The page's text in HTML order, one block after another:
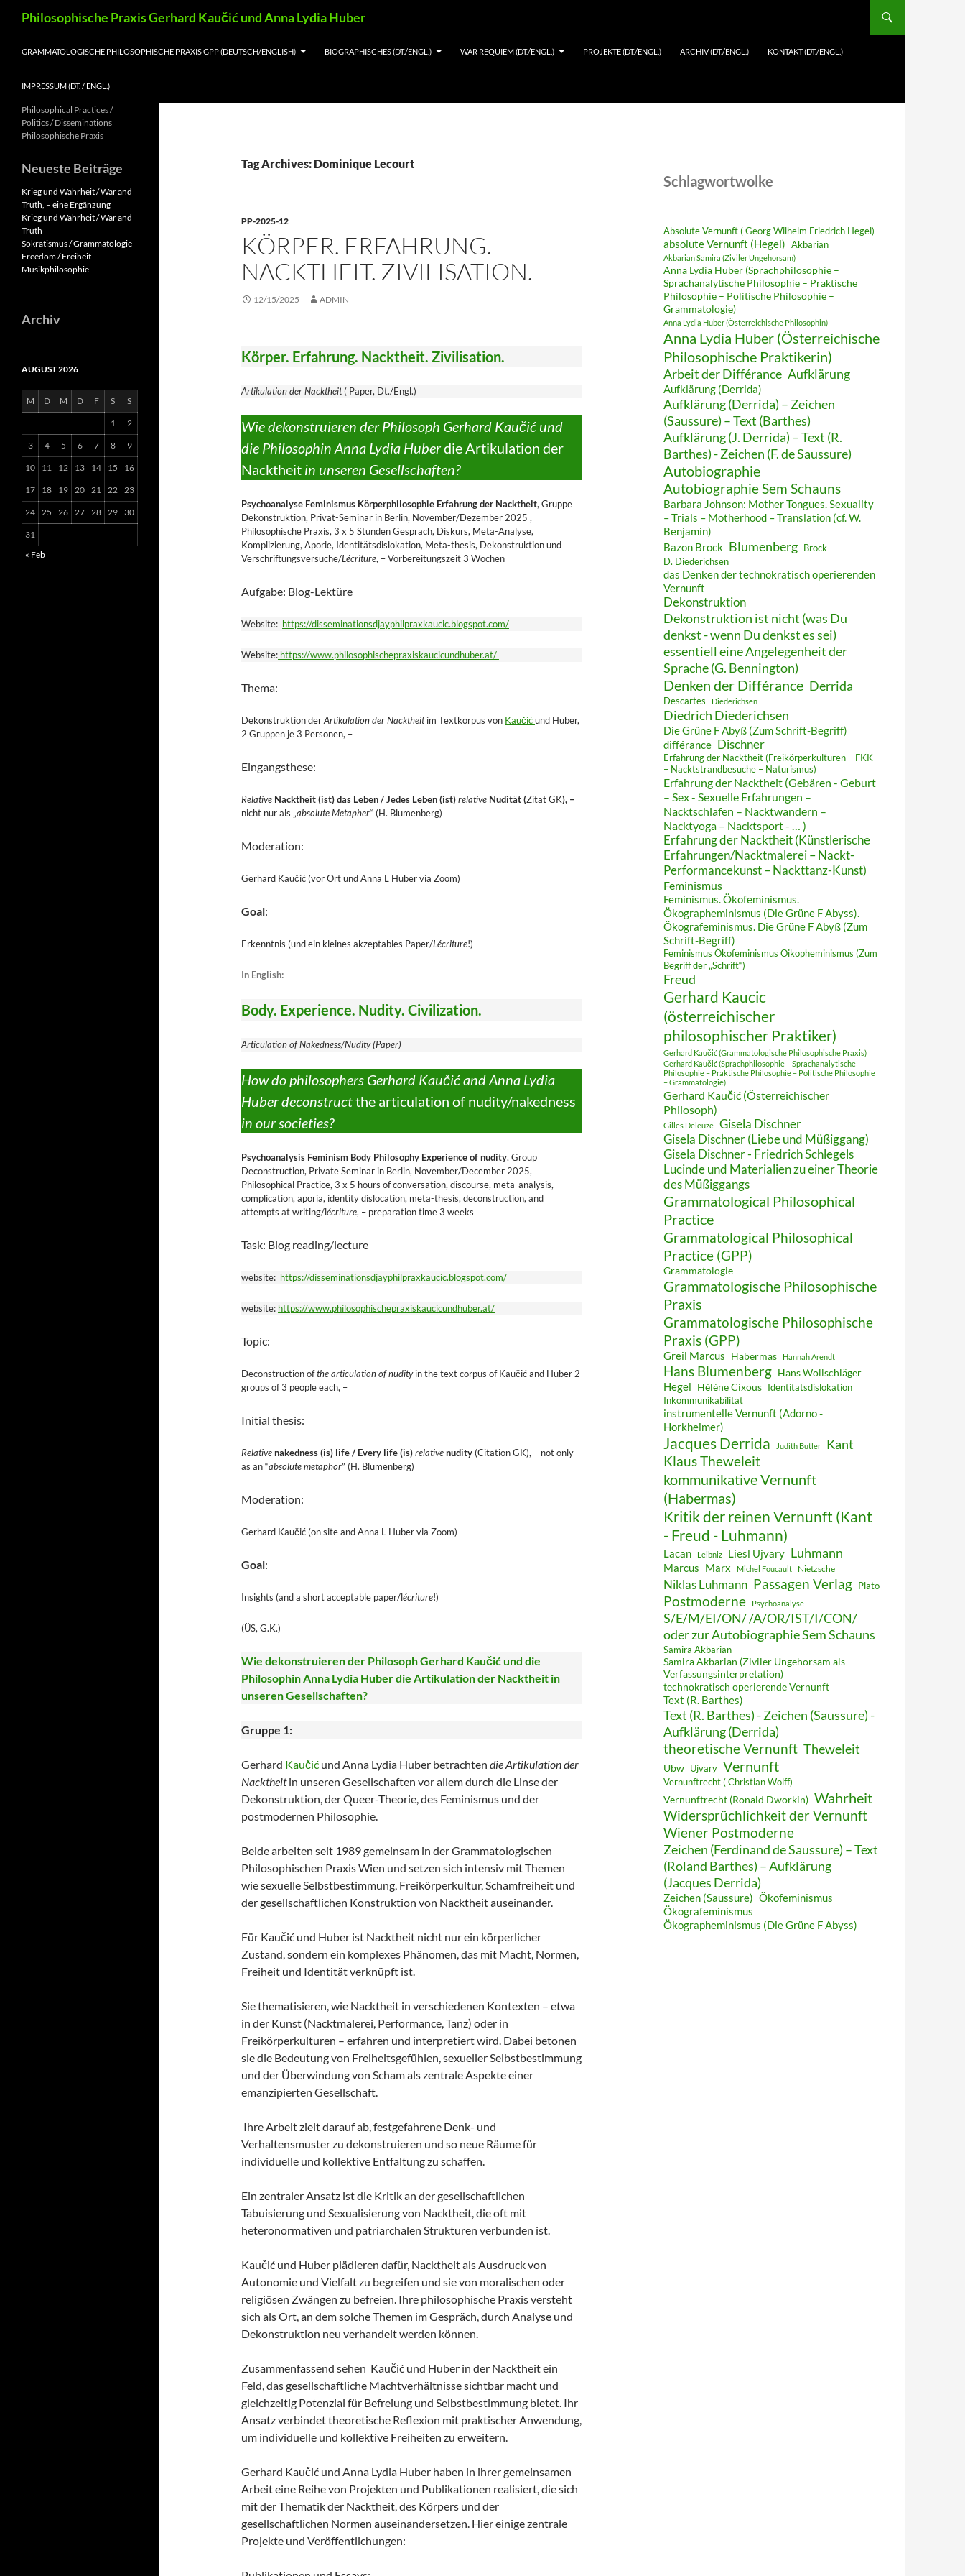
Philosophische Praxis Gerhard Kaučić und Anna Lydia Huber
GRAMMATOLOGISCHE PHILOSOPHISCHE PRAXIS GPP (DEUTSCH/ENGLISH) BIOGRAPHISCHES (DT./ENGL.) WAR REQUIEM (DT./ENGL.) PROJEKTE (DT./ENGL.) ARCHIV (DT./ENGL.) KONTAKT (DT./ENGL.)
IMPRESSUM (DT. / ENGL.)
Tag Archives: Dominique Lecourt
PP-2025-12
KÖRPER. ERFAHRUNG.
NACKTHEIT. ZIVILISATION.
12/15/2025 ADMIN
Körper. Erfahrung. Nacktheit. Zivilisation.
Artikulation der Nacktheit( Paper, Dt./Engl.)
Wie dekonstruieren der Philosoph Gerhard Kaučić und
die Philosophin Anna Lydia Huberdie Artikulation der
Nacktheit in unseren Gesellschaften?
Psychoanalyse Feminismus Körperphilosophie Erfahrung der Nacktheit, Gruppe
Dekonstruktion, Privat-Seminar in Berlin, November/Dezember 2025 ,
Philosophische Praxis, 3 x 5 Stunden Gespräch, Diskurs, Meta-Analyse,
Komplizierung, Aporie, Identitätsdislokation, Meta-thesis, Dekonstruktion und
Verschriftungsversuche/Lécriture, – Vorbereitungszeit 3 Wochen
Aufgabe: Blog-Lektüre
Website: https://disseminationsdjayphilpraxkaucic.blogspot.com/
Website: https://www.philosophischepraxiskaucicundhuber.at/
Thema:
Dekonstruktion derArtikulation der Nacktheitim Textkorpus von Kaučićund Huber,
2 Gruppen je 3 Personen, –
Eingangsthese:
Relative Nacktheit (ist) das Leben / Jedes Leben (ist)relative Nudität (Zitat GK), –
nicht nur als „absolute Metapher“ (H. Blumenberg)
Moderation:
Gerhard Kaučić (vor Ort und Anna L Huber via Zoom)
Goal:
Erkenntnis (und ein kleines akzeptables Paper/Lécriture!)
In English:
Body. Experience. Nudity. Civilization.
Articulation of Nakedness/Nudity (Paper)
How do philosophers Gerhard Kaučić and Anna Lydia
Huber deconstructthe articulation of nudity/nakedness
in our societies?
Psychoanalysis Feminism Body Philosophy Experience of nudity, Group
Deconstruction, Private Seminar in Berlin, November/December 2025,
Philosophical Practice, 3 x 5 hours of conversation, discourse, meta-analysis,
complication, aporia, identity dislocation, meta-thesis, deconstruction, and
attempts at writing/lécriture, – preparation time 3 weeks
Task: Blog reading/lecture
website: https://disseminationsdjayphilpraxkaucic.blogspot.com/
website: https://www.philosophischepraxiskaucicundhuber.at/
Topic:
Deconstruction ofthe articulation of nudityin the text corpus of Kaučić and Huber 2
groups of 3 people each, –
Initial thesis:
Relativenakedness (is) life / Every life (is)relativenudity (Citation GK), – not only
as an “absolute metaphor” (H. Blumenberg)
Moderation:
Gerhard Kaučić (on site and Anna L Huber via Zoom)
Goal:
Insights (and a short acceptable paper/lécriture!)
(ÜS, G.K.)
Wie dekonstruieren der Philosoph Gerhard Kaučić und die
Philosophin Anna Lydia Huber die Artikulation der Nacktheit in
unseren Gesellschaften?
Gruppe 1:
Gerhard Kaučić und Anna Lydia Huber betrachten die Artikulation der
Nacktheitin unseren Gesellschaften vor allem durch die Linse der
Dekonstruktion, der Queer-Theorie, des Feminismus und der
postmodernen Philosophie.
Beide arbeiten seit 1989 gemeinsam in der Grammatologischen
Philosophischen Praxis Wien und setzen sich intensiv mit Themen
wie sexuelle Selbstbestimmung, Freikörperkultur, Schamfreiheit und
der gesellschaftlichen Konstruktion von Nacktheit auseinander.
Für Kaučić und Huber ist Nacktheit nicht nur ein körperlicher
Zustand, sondern ein komplexes Phänomen, das mit Macht, Normen,
Freiheit und Identität verknüpft ist.
Sie thematisieren, wie Nacktheit in verschiedenen Kontexten – etwa
in der Kunst (Nacktmalerei, Performance, Tanz) oder in
Freikörperkulturen – erfahren und interpretiert wird. Dabei betonen
sie die Bedeutung von Freiheitsgefühlen, sexueller Selbstbestimmung
und der Überwindung von Scham als zentrale Aspekte einer
emanzipierten Gesellschaft.
Ihre Arbeit zielt darauf ab, festgefahrene Denk- und
Verhaltensmuster zu dekonstruieren und so neue Räume für
individuelle und kollektive Entfaltung zu schaffen.
Ein zentraler Ansatz ist die Kritik an der gesellschaftlichen
Tabuisierung und Sexualisierung von Nacktheit, die oft mit
heteronormativen und patriarchalen Strukturen verbunden ist.
Kaučić und Huber plädieren dafür, Nacktheit als Ausdruck von
Autonomie und Vielfalt zu begreifen und sie von moralischen oder
religiösen Zwängen zu befreien. Ihre philosophische Praxis versteht
sich als Ort, an dem solche Themen im Gespräch, durch Analyse und
Dekonstruktion neu verhandelt werden können.
Zusammenfassend sehen Kaučić und Huber in der Nacktheit ein
Feld, das gesellschaftliche Machtverhältnisse sichtbar macht und
gleichzeitig Potenzial für Befreiung und Selbstbestimmung bietet. Ihr
Ansatz verbindet theoretische Reflexion mit praktischer Anwendung,
um individuelle und kollektive Freiheiten zu erweitern.
Gerhard Kaučić und Anna Lydia Huber haben in ihrer gemeinsamen
Arbeit eine Reihe von Projekten und Publikationen realisiert, die sich
mit der Thematik der Nacktheit, des Körpers und der
gesellschaftlichen Normen auseinandersetzen. Hier einige zentrale
Projekte und Veröffentlichungen:
Schlagwortwolke
Absolute Vernunft ( Georg Wilhelm Friedrich Hegel)
absolute Vernunft (Hegel) Akbarian
Akbarian Samira (Ziviler Ungehorsam)
Anna Lydia Huber (Sprachphilosophie –
Sprachanalytische Philosophie – Praktische
Philosophie – Politische Philosophie –
Grammatologie)
Anna Lydia Huber (Österreichische Philosophin)
Anna Lydia Huber (Österreichische
Philosophische Praktikerin)
Arbeit der Différance Aufklärung
Aufklärung (Derrida)
Aufklärung (Derrida) – Zeichen
(Saussure) – Text (Barthes)
Aufklärung (J. Derrida) – Text (R.
Barthes) - Zeichen (F. de Saussure)
Autobiographie
Autobiographie Sem Schauns
Barbara Johnson: Mother Tongues. Sexuality
– Trials – Motherhood – Translation (cf. W.
Benjamin)
Bazon Brock Blumenberg Brock
D. Diederichsen
das Denken der technokratisch operierenden
Vernunft
Dekonstruktion
Dekonstruktion ist nicht (was Du
denkst - wenn Du denkst es sei)
essentiell eine Angelegenheit der
Sprache (G. Bennington)
Denken der Différance Derrida
Descartes Diederichsen
Diedrich Diederichsen
Die Grüne F Abyß (Zum Schrift-Begriff)
différance
Dischner
Erfahrung der Nacktheit (Freikörperkulturen – FKK
– Nacktstrandbesuche – Naturismus)
Erfahrung der Nacktheit (Gebären - Geburt
– Sex - Sexuelle Erfahrungen –
Nacktschlafen – Nacktwandern –
Nacktyoga – Nacktsport - … )
Erfahrung der Nacktheit (Künstlerische
Erfahrungen/Nacktmalerei – Nackt-
Performancekunst – Nackttanz-Kunst)
Feminismus
Feminismus. Ökofeminismus.
Ökographeminismus (Die Grüne F Abyss).
Ökografeminismus. Die Grüne F Abyß (Zum
Schrift-Begriff)
Feminismus Ökofeminismus Oikopheminismus (Zum
Begriff der „Schrift“)
Freud
Gerhard Kaucic
(österreichischer
philosophischer Praktiker)
Gerhard Kaučić (Grammatologische Philosophische Praxis)
Gerhard Kaučić (Sprachphilosophie – Sprachanalytische
Philosophie – Praktische Philosophie – Politische Philosophie
– Grammatologie)
Gerhard Kaučić (Österreichischer
Philosoph)
Gilles Deleuze
Gisela Dischner
Gisela Dischner (Liebe und Müßiggang)
Gisela Dischner - Friedrich Schlegels
Lucinde und Materialien zu einer Theorie
des Müßiggangs
Grammatological Philosophical
Practice
Grammatological Philosophical
Practice (GPP)
Grammatologie
Grammatologische Philosophische
Praxis
Grammatologische Philosophische
Praxis (GPP)
Greil Marcus Habermas Hannah Arendt
Hans Blumenberg Hans Wollschläger
Hegel Hélène Cixous Identitätsdislokation
Inkommunikabilität
instrumentelle Vernunft (Adorno -
Horkheimer)
Jacques Derrida Judith Butler Kant
Klaus Theweleit
kommunikative Vernunft
(Habermas)
Kritik der reinen Vernunft (Kant
- Freud - Luhmann)
Lacan Leibniz Liesl Ujvary Luhmann
Marcus Marx Michel Foucault Nietzsche
Niklas Luhmann Passagen Verlag Plato
Postmoderne Psychoanalyse
S/E/M/EI/ON/ /A/OR/IST/I/CON/
oder zur Autobiographie Sem Schauns
Samira Akbarian
Samira Akbarian (Ziviler Ungehorsam als
Verfassungsinterpretation)
technokratisch operierende Vernunft
Text (R. Barthes)
Text (R. Barthes) - Zeichen (Saussure) -
Aufklärung (Derrida)
theoretische Vernunft Theweleit
Ubw Ujvary Vernunft
Vernunftrecht ( Christian Wolff)
Vernunftrecht (Ronald Dworkin) Wahrheit
Widersprüchlichkeit der Vernunft
Wiener Postmoderne
Zeichen (Ferdinand de Saussure) – Text
(Roland Barthes) – Aufklärung
(Jacques Derrida)
Zeichen (Saussure) Ökofeminismus
Ökografeminismus
Ökographeminismus (Die Grüne F Abyss)
Philosophical Practices /
Politics / Disseminations
Philosophische Praxis
Neueste Beiträge
Krieg und Wahrheit / War and
Truth, – eine Ergänzung
Krieg und Wahrheit / War and
Truth
Sokratismus / Grammatologie
Freedom / Freiheit
Musikphilosophie
Archiv
AUGUST 2026
M D M D F S S
1 2
3 4 5 6 7 8 9
10 11 12 13 14 15 16
17 18 19 20 21 22 23
24 25 26 27 28 29 30
31
« Feb